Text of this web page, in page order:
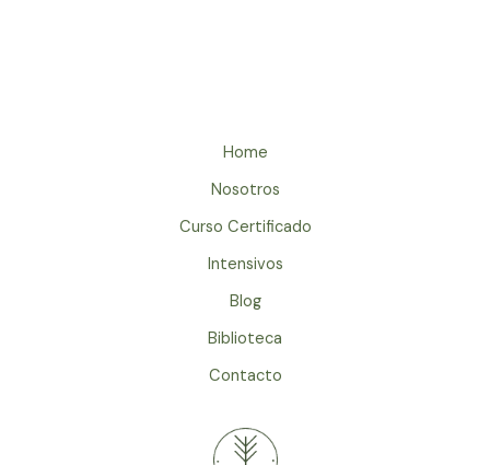
Home
Nosotros
Curso Certificado
Intensivos
Blog
Biblioteca
Contacto